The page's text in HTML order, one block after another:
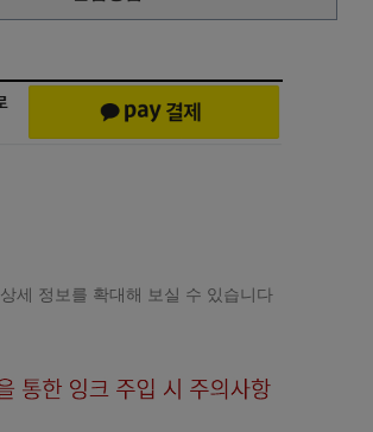
상세 정보를 확대해 보실 수 있습니다